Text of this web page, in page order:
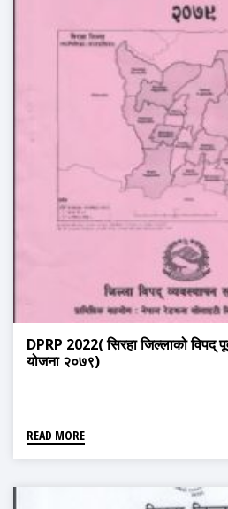
DPRP 2022( सिरहा जिल्लाको विपद्
योजना २०७९)
READ MORE